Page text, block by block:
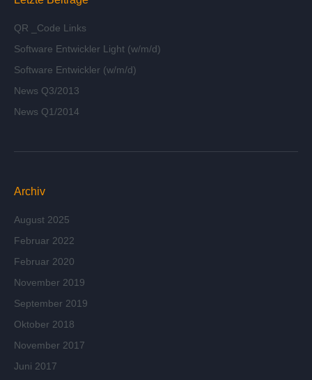
QR _Code Links
Software Entwickler Light (w/m/d)
Software Entwickler (w/m/d)
News Q3/2013
News Q1/2014
Archiv
August 2025
Februar 2022
Februar 2020
November 2019
September 2019
Oktober 2018
November 2017
Juni 2017